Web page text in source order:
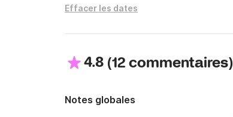
Effacer les dates
4.8 (12 commentaires)
Notes globales